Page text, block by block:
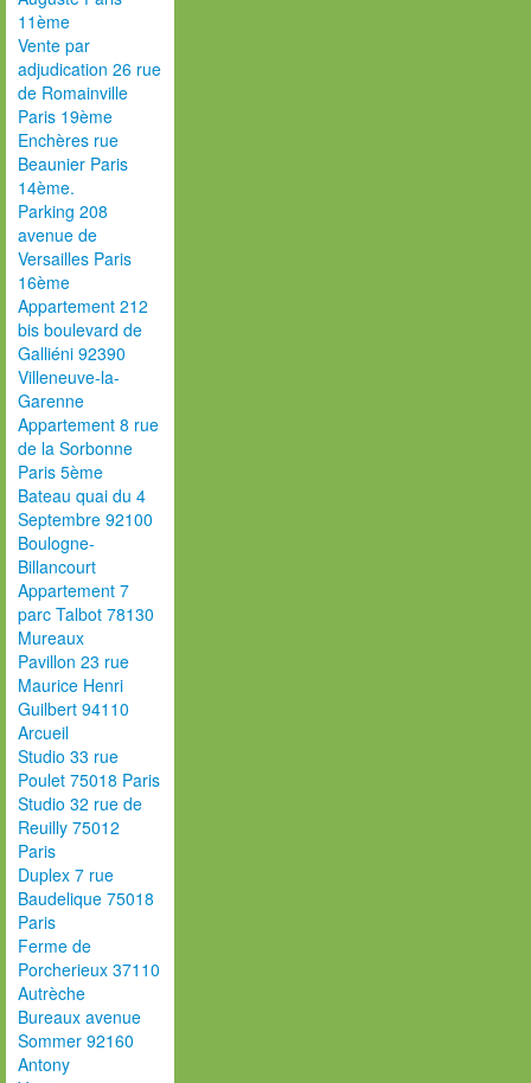
11ème
Vente par
adjudication 26 rue
de Romainville
Paris 19ème
Enchères rue
Beaunier Paris
14ème.
Parking 208
avenue de
Versailles Paris
16ème
Appartement 212
bis boulevard de
Galliéni 92390
Villeneuve-la-
Garenne
Appartement 8 rue
de la Sorbonne
Paris 5ème
Bateau quai du 4
Septembre 92100
Boulogne-
Billancourt
Appartement 7
parc Talbot 78130
Mureaux
Pavillon 23 rue
Maurice Henri
Guilbert 94110
Arcueil
Studio 33 rue
Poulet 75018 Paris
Studio 32 rue de
Reuilly 75012
Paris
Duplex 7 rue
Baudelique 75018
Paris
Ferme de
Porcherieux 37110
Autrèche
Bureaux avenue
Sommer 92160
Antony